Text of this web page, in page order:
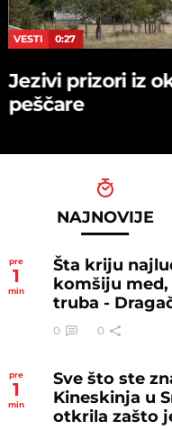
VESTI 0:27
Jezivi prizori iz
peščare
NAJNOVIJE
pre
1
min
Šta kriju
komšiju med,
truba -
0 0
pre
1
min
Sve što ste
Kineskinja u
otkrila zašto